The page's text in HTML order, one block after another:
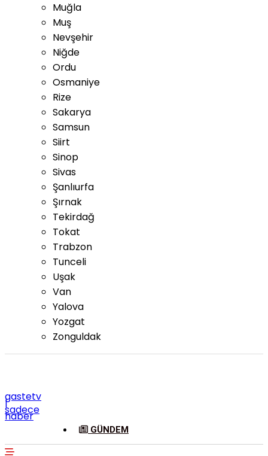
Muğla
Muş
Nevşehir
Niğde
Ordu
Osmaniye
Rize
Sakarya
Samsun
Siirt
Sinop
Sivas
Şanlıurfa
Şırnak
Tekirdağ
Tokat
Trabzon
Tunceli
Uşak
Van
Yalova
Yozgat
Zonguldak
gastetv
|
sadece
haber
GÜNDEM